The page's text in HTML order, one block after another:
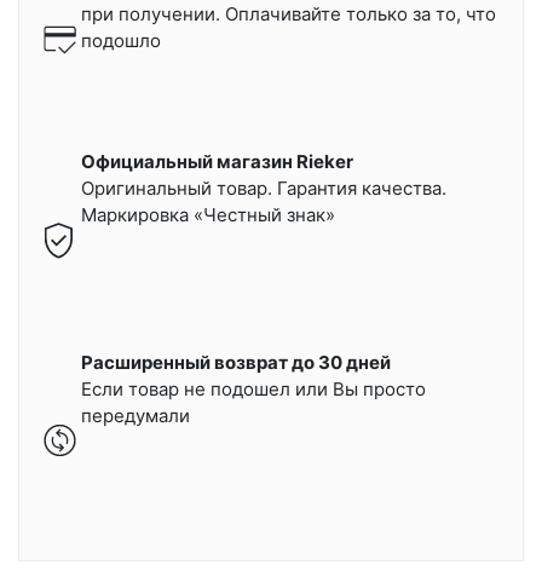
при получении. Оплачивайте только за то, что
подошло
Официальный магазин Rieker
Оригинальный товар. Гарантия качества.
Маркировка «Честный знак»
Расширенный возврат до 30 дней
Если товар не подошел или Вы просто
передумали